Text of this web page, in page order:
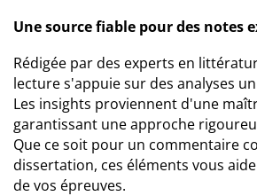
Une source fiable pour des notes
Rédigée par des experts en
lecture s'appuie sur des analyses
Les insights proviennent d'une
garantissant une approche
Que ce soit pour un commentaire
dissertation, ces éléments vous
de vos épreuves.